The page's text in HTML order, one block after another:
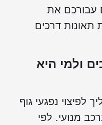
את
דרכים
היא
נפגעי גוף
מנועי. לפי